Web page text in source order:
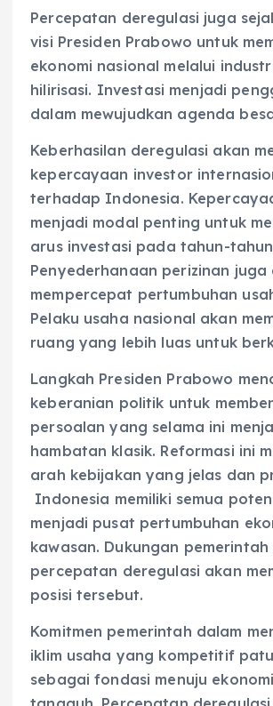
Percepatan deregulasi juga
visi Presiden Prabowo untuk
ekonomi nasional melalui
hilirisasi. Investasi menjadi
dalam mewujudkan agenda
Keberhasilan deregulasi akan
kepercayaan investor
terhadap Indonesia.
menjadi modal penting untuk
arus investasi pada tahun-
Penyederhanaan perizinan juga
mempercepat pertumbuhan
Pelaku usaha nasional akan
ruang yang lebih luas untuk
Langkah Presiden Prabowo
keberanian politik untuk
persoalan yang selama ini
hambatan klasik. Reformasi ini
arah kebijakan yang jelas dan
Indonesia memiliki semua
menjadi pusat pertumbuhan
kawasan. Dukungan pemerintah
percepatan deregulasi akan
posisi tersebut.
Komitmen pemerintah dalam
iklim usaha yang kompetitif
sebagai fondasi menuju